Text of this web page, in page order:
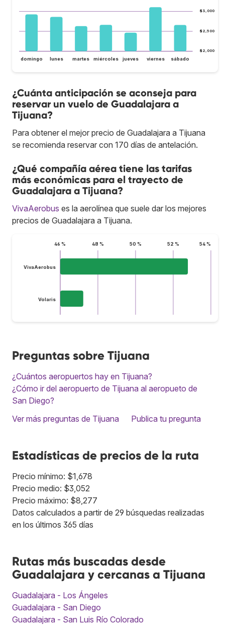
$2,000
$2,500
$3,000
domingo lunes martes miércoles jueves viernes sábado
¿Cuánta anticipación se aconseja para
reservar un vuelo de Guadalajara a
Tijuana?
Para obtener el mejor precio de Guadalajara a Tijuana
se recomienda reservar con 170 días de antelación.
¿Qué compañía aérea tiene las tarifas
más económicas para el trayecto de
Guadalajara a Tijuana?
VivaAerobus es la aerolínea que suele dar los mejores
precios de Guadalajara a Tijuana.
46 % 48 % 50 % 52 % 54 %
VivaAerobus
Volaris
Preguntas sobre Tijuana
¿Cuántos aeropuertos hay en Tijuana?
¿Cómo ir del aeropuerto de Tijuana al aeropueto de
San Diego?
Ver más preguntas de Tijuana
Publica tu pregunta
Estadísticas de precios de la ruta
Precio mínimo: $1,678
Precio medio: $3,052
Precio máximo: $8,277
Datos calculados a partir de 29 búsquedas realizadas
en los últimos 365 días
Rutas más buscadas desde
Guadalajara y cercanas a Tijuana
Guadalajara - Los Ángeles
Guadalajara - San Diego
Guadalajara - San Luis Río Colorado